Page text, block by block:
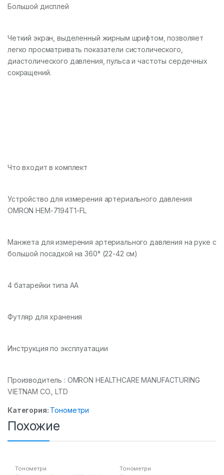
Большой дисплей
Четкий экран, выделенный жирным шрифтом, позволяет
легко просматривать показатели систолического,
диастолического давления, пульса и частоты сердечных
сокращений.
Что входит в комплект
Устройство для измерения артериального давления
OMRON HEM-7194T1-FL
Манжета для измерения артериального давления на руке с
большой посадкой на 360° (22-42 см)
4 батарейки типа АА
Футляр для хранения
Инструкция по эксплуатации
Производитель : OMRON HEALTHCARE MANUFACTURING
VIETNAM CO., LTD
Категория: Тонометри
Похожие
Тонометри Тонометри